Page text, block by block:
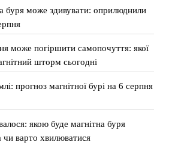
буря може здивувати: оприлюднили
може погіршити самопочуття: якої
шторм сьогодні
прогноз магнітної бурі на 6 серпня
якою буде магнітна буря
чи варто хвилюватися